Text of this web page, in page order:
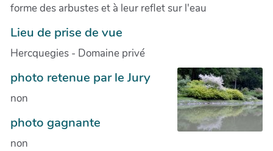
forme des arbustes et à leur reflet sur l'eau
Lieu de prise de vue
Hercquegies - Domaine privé
photo retenue par le Jury
non
photo gagnante
non